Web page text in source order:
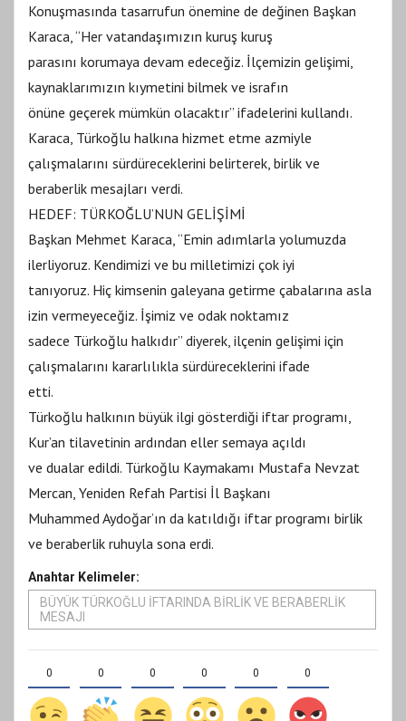
Konuşmasında tasarrufun önemine de değinen Başkan
Karaca, “Her vatandaşımızın kuruş kuruş
parasını korumaya devam edeceğiz. İlçemizin gelişimi,
kaynaklarımızın kıymetini bilmek ve israfın
önüne geçerek mümkün olacaktır” ifadelerini kullandı.
Karaca, Türkoğlu halkına hizmet etme azmiyle
çalışmalarını sürdüreceklerini belirterek, birlik ve
beraberlik mesajları verdi.
HEDEF: TÜRKOĞLU’NUN GELİŞİMİ
Başkan Mehmet Karaca, “Emin adımlarla yolumuzda
ilerliyoruz. Kendimizi ve bu milletimizi çok iyi
tanıyoruz. Hiç kimsenin galeyana getirme çabalarına asla
izin vermeyeceğiz. İşimiz ve odak noktamız
sadece Türkoğlu halkıdır” diyerek, ilçenin gelişimi için
çalışmalarını kararlılıkla sürdüreceklerini ifade
etti.
Türkoğlu halkının büyük ilgi gösterdiği iftar programı,
Kur’an tilavetinin ardından eller semaya açıldı
ve dualar edildi. Türkoğlu Kaymakamı Mustafa Nevzat
Mercan, Yeniden Refah Partisi İl Başkanı
Muhammed Aydoğar’ın da katıldığı iftar programı birlik
ve beraberlik ruhuyla sona erdi.
Anahtar Kelimeler:
BÜYÜK TÜRKOĞLU İFTARINDA BİRLİK VE BERABERLİK
MESAJI
0 0 0 0 0 0